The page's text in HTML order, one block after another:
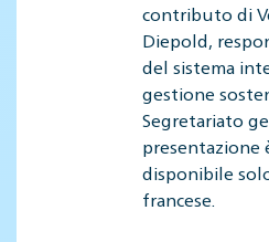
contributo di
Diepold,
del sistema
gestione
Segretariato
presentazione
disponibile
francese.